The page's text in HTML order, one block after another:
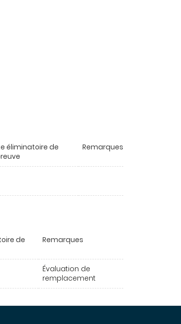
éliminatoire de
Remarques
de
Remarques
Évaluation de
remplacement